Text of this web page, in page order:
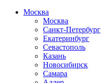
Москва
Москва
Санкт-Петербург
Екатеринбург
Севастополь
Казань
Новосибирск
Самара